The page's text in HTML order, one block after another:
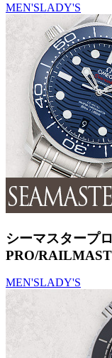
MEN'SLADY'S
シーマスタープ
PRO/
MEN'SLADY'S